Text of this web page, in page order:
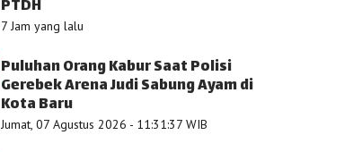
PTDH
7 Jam yang lalu
Puluhan Orang Kabur Saat Polisi
Gerebek Arena Judi Sabung Ayam di
Kota Baru
Jumat, 07 Agustus 2026 - 11:31:37 WIB